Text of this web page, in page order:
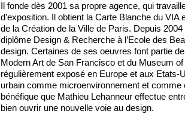
Il fonde dès 2001 sa propre agence, qui
d’exposition. Il obtient la Carte Blanche du
de la Création de la Ville de Paris. Depuis
diplôme Design & Recherche à l’Ecole des
design. Certaines de ses oeuvres font partie
Modern Art de San Francisco et du Museum
régulièrement exposé en Europe et aux Etats-
urbain comme microenvironnement et
bénéfique que Mathieu Lehanneur effectue
bien ouvrir une nouvelle voie au design.